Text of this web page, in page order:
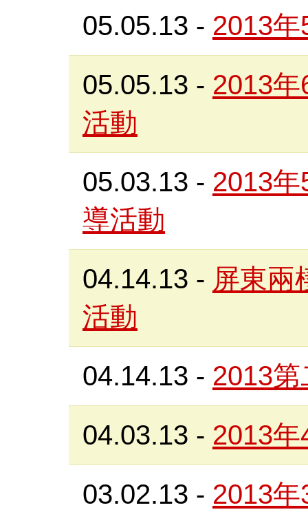
05.05.13 - 2013
05.05.13 - 2013
活動
05.03.13 - 2013
導活動
04.14.13 - 屏東兩
活動
04.14.13 - 2013
04.03.13 - 2013
03.02.13 - 2013